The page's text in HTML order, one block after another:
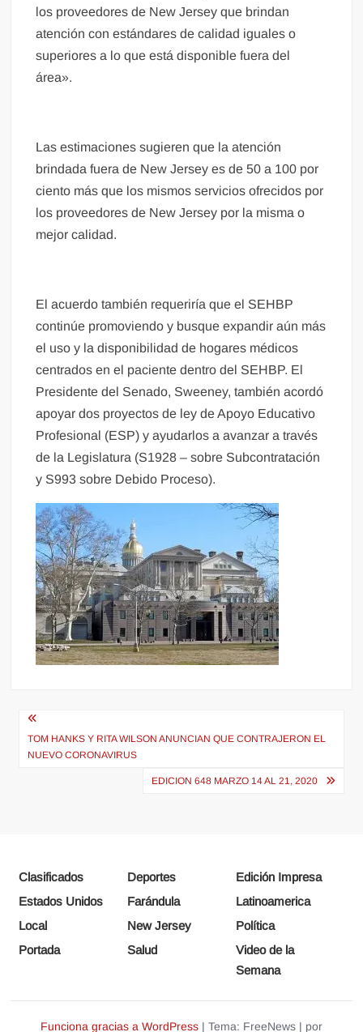
los proveedores de New Jersey que brindan
atención con estándares de calidad iguales o
superiores a lo que está disponible fuera del
área».
Las estimaciones sugieren que la atención
brindada fuera de New Jersey es de 50 a 100 por
ciento más que los mismos servicios ofrecidos por
los proveedores de New Jersey por la misma o
mejor calidad.
El acuerdo también requeriría que el SEHBP
continúe promoviendo y busque expandir aún más
el uso y la disponibilidad de hogares médicos
centrados en el paciente dentro del SEHBP. El
Presidente del Senado, Sweeney, también acordó
apoyar dos proyectos de ley de Apoyo Educativo
Profesional (ESP) y ayudarlos a avanzar a través
de la Legislatura (S1928 – sobre Subcontratación
y S993 sobre Debido Proceso).
Navegación
de
TOM HANKS Y RITA WILSON ANUNCIAN QUE CONTRAJERON EL
NUEVO CORONAVIRUS
EDICION 648 MARZO 14 AL 21, 2020
Clasificados Deportes
Edición Impresa
Estados Unidos
Farándula
Latinoamerica
Local
New Jersey
Política
Portada
Salud
Video de la
Semana
Funciona gracias a WordPress | Tema: FreeNews | por